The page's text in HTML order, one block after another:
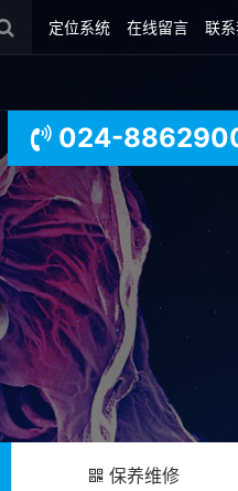
定位系统 在线留言 联
024-
保养维修